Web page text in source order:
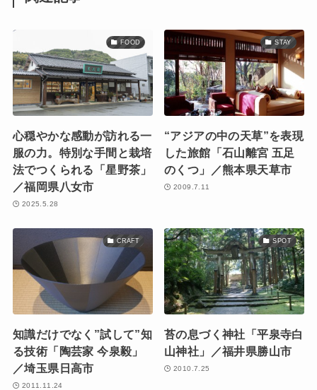
FOOD
心穏やかな感動が訪れる一
服の力。特別な手間と栽培
法でつくられる「星野茶」
／福岡県八女市
2025.5.28
STAY
“アジアの中の天草”を表現
した旅館「石山離宮 五足
のくつ」／熊本県天草市
2009.7.11
CRAFT
知識だけでなく”試して”知
る技術「陶芸家 今泉毅」
／埼玉県日高市
2011.11.24
SPOT
苔の息づく神社「平泉寺白
山神社」／福井県勝山市
2010.7.25